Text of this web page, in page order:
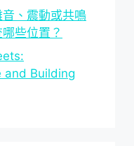
、震動或共鳴
些位置？
and Building